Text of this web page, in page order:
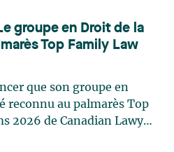
à la fois stratégique
aussi en matière de
foncière, en
à des
de formation. Jean-
en droit des affaires,
groupe en Droit de la
Top Family Law
que son groupe en
reconnu au palmarès Top
2026 de Canadian Lawyer.